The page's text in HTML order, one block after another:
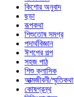
কিশোর অনুবাদ
ছড়া
রূপকথা
শিশুতোষ সমগ্র
পদার্থবিজ্ঞান
ঈশপের গল্প
সহজ পাঠ
শিশু ক্লাসিক
আত্মজীবনী/স্মৃতিকথা
কোষগ্রন্থ